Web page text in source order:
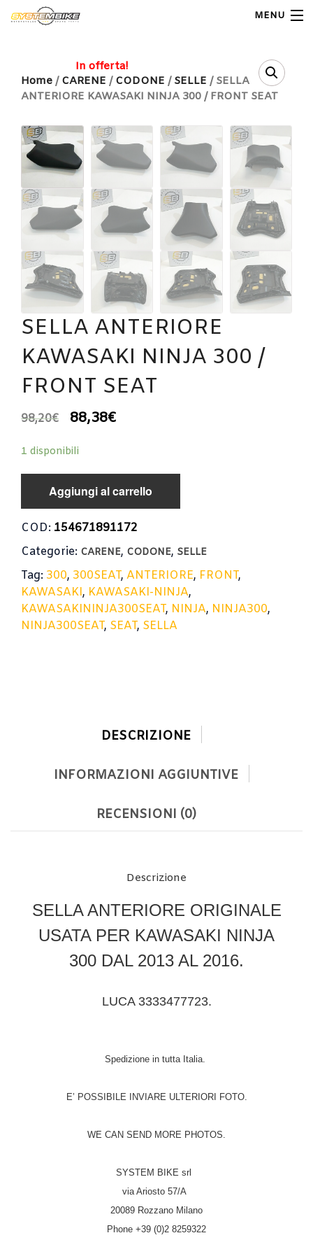
MENU
Home
Shop Moto
Shop Ricambi
Note Generali
Carrello
Contatti
Home / CARENE / CODONE / SELLE / SELLA
ANTERIORE KAWASAKI NINJA 300 / FRONT SEAT
In offerta!
SELLA ANTERIORE
KAWASAKI NINJA 300 /
FRONT SEAT
98,20€ 88,38€
1 disponibili
Aggiungi al carrello
COD: 154671891172
Categorie: CARENE, CODONE, SELLE
Tag: 300, 300SEAT, ANTERIORE, FRONT,
KAWASAKI, KAWASAKI-NINJA,
KAWASAKININJA300SEAT, NINJA, NINJA300,
NINJA300SEAT, SEAT, SELLA
DESCRIZIONE
INFORMAZIONI AGGIUNTIVE
RECENSIONI (0)
Descrizione
SELLA ANTERIORE ORIGINALE
USATA PER KAWASAKI NINJA
300 DAL 2013 AL 2016.
LUCA 3333477723.
Spedizione in tutta Italia.
E’ POSSIBILE INVIARE ULTERIORI FOTO.
WE CAN SEND MORE PHOTOS.
SYSTEM BIKE srl
via Ariosto 57/A
20089 Rozzano Milano
Phone +39 (0)2 8259322